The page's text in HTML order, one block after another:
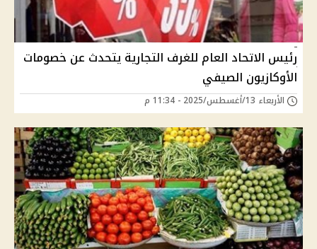
رئيس الاتحاد العام للغرف التجارية يتحدث عن خصومات
الأوكازيون الصيفي
الأربعاء 13/أغسطس/2025 - 11:34 م